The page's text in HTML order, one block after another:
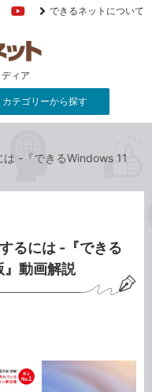
ィア
FacebookYouTube
できるネットについて
カテゴリーから探す
-『できるWindows 11
るには -『できる
動画解説